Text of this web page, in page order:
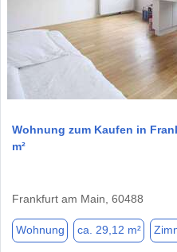
Wohnung zum Kaufen in
m²
Frankfurt am Main, 60488
Wohnung ca. 29,12 m²